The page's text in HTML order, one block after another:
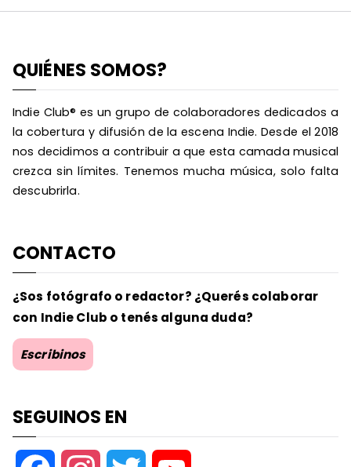
QUIÉNES SOMOS?
Indie Club® es un grupo de colaboradores dedicados a
la cobertura y difusión de la escena Indie. Desde el 2018
nos decidimos a contribuir a que esta camada musical
crezca sin límites. Tenemos mucha música, solo falta
descubrirla.
CONTACTO
¿Sos fotógrafo o redactor? ¿Querés colaborar
con Indie Club o tenés alguna duda?
Escribinos
SEGUINOS EN